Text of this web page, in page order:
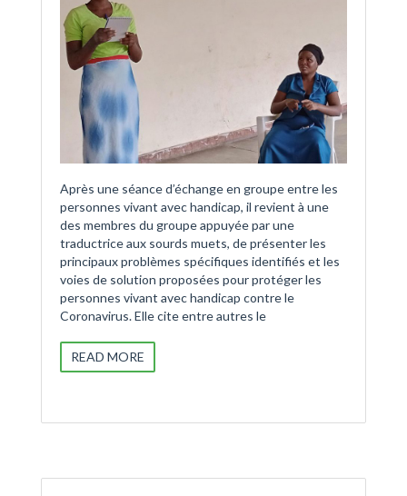
Après une séance d’échange en groupe entre les
personnes vivant avec handicap, il revient à une
des membres du groupe appuyée par une
traductrice aux sourds muets, de présenter les
principaux problèmes spécifiques identifiés et les
voies de solution proposées pour protéger les
personnes vivant avec handicap contre le
Coronavirus. Elle cite entre autres le
READ MORE